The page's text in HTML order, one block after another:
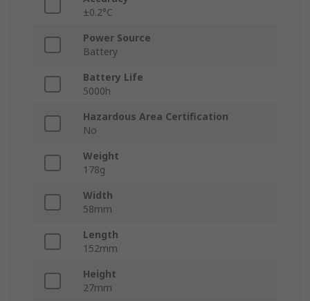
±0.2°C
Power Source
Battery
Battery Life
5000h
Hazardous Area Certification
No
Weight
178g
Width
58mm
Length
152mm
Height
27mm